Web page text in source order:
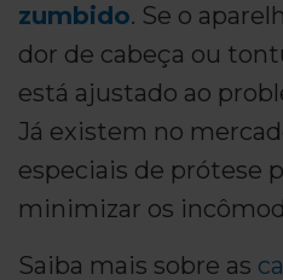
zumbido. Se o
dor de cabeça ou
está ajustado ao
Já existem no
especiais de prótese
minimizar os
Saiba mais sobre as